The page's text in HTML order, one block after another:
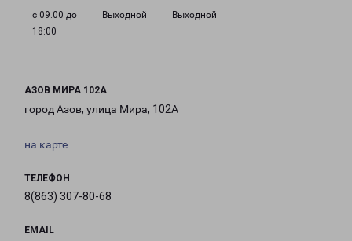
с 09:00 до
18:00
Выходной Выходной
АЗОВ МИРА 102А
город Азов, улица Мира, 102А
на карте
ТЕЛЕФОН
8(863) 307-80-68
EMAIL